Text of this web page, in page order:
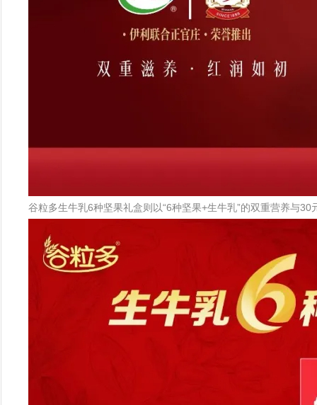
谷粒多生牛乳6种坚果礼盒则以“6种坚果+生牛乳”的双重营养与